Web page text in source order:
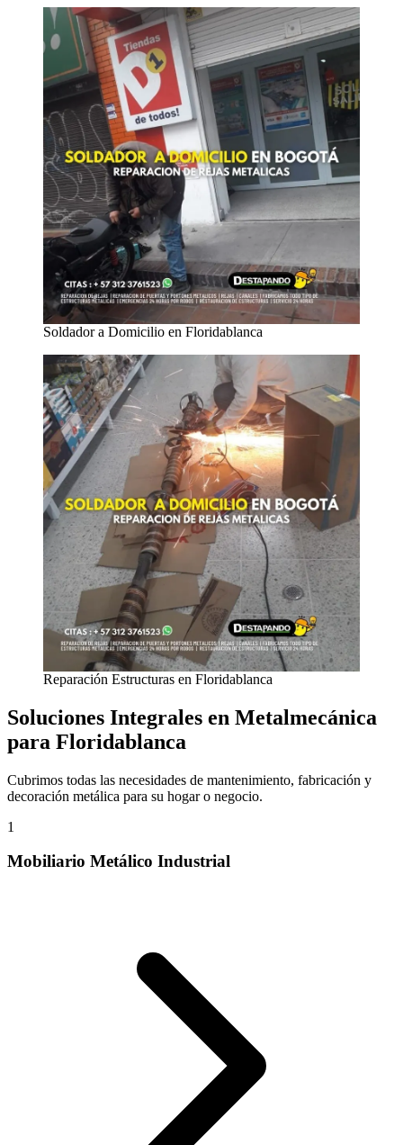
Soldador a Domicilio en Floridablanca
Reparación Estructuras en Floridablanca
Soluciones Integrales en Metalmecánica
para Floridablanca
Cubrimos todas las necesidades de mantenimiento, fabricación y
decoración metálica para su hogar o negocio.
1
Mobiliario Metálico Industrial